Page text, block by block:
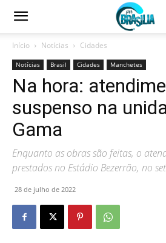
Início Notícias Cidades
Notícias Brasil Cidades Manchetes
Na hora:
suspenso na
Gama
Enquanto as obras são feitas, o
prestados no Estádio Bezerrão, no
28 de julho de 2022